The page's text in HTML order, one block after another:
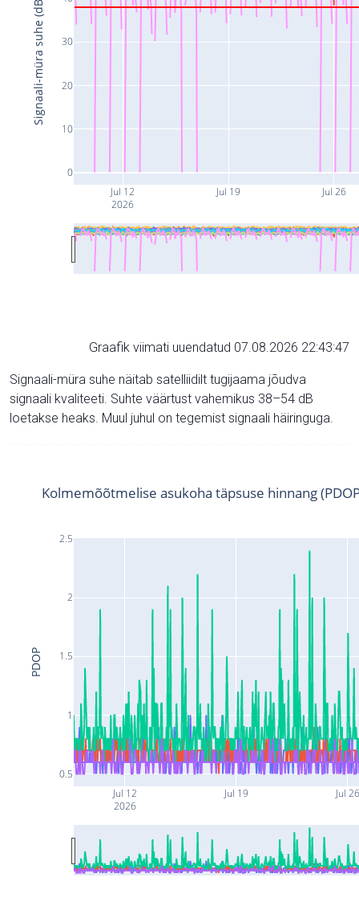
Jul 12
2026
Jul 19 Jul 26
0
10
20
30
Signaali-müra suhe (dB)
Graafik viimati uuendatud 07.08.2026 22:43:47
Signaali-müra suhe näitab satelliidilt tugijaama jõudva
signaali kvaliteeti. Suhte väärtust vahemikus 38–54 dB
loetakse heaks. Muul juhul on tegemist signaali häiringuga.
Jul 12
2026
Jul 19 Jul 26
0.5
1
1.5
2
2.5
Kolmemõõtmelise asukoha täpsuse hinnang
PDOP